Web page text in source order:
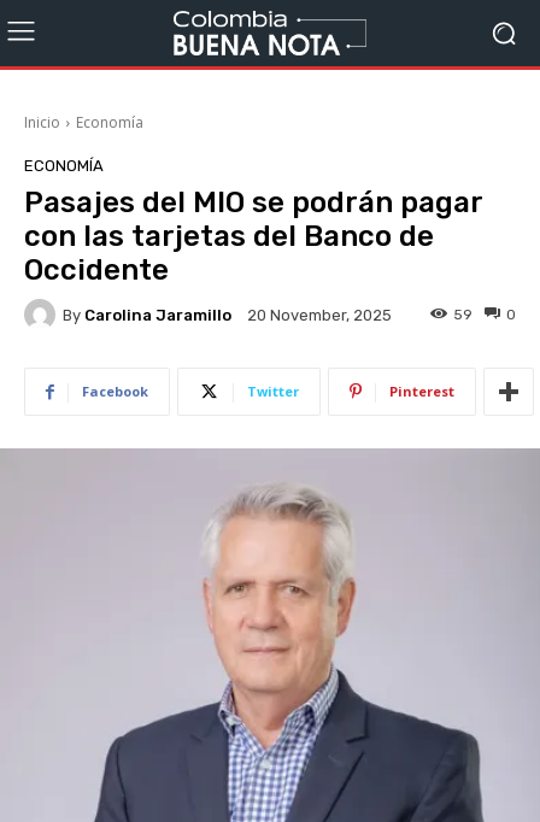
Inicio Economía
ECONOMÍA
Pasajes del MIO se podrán pagar
con las tarjetas del Banco de
Occidente
By Carolina Jaramillo 20 November, 2025 0
59
Facebook Twitter Pinterest